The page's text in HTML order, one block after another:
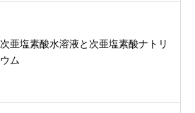
次亜塩素酸水溶液と次亜塩素酸ナトリ
ウム